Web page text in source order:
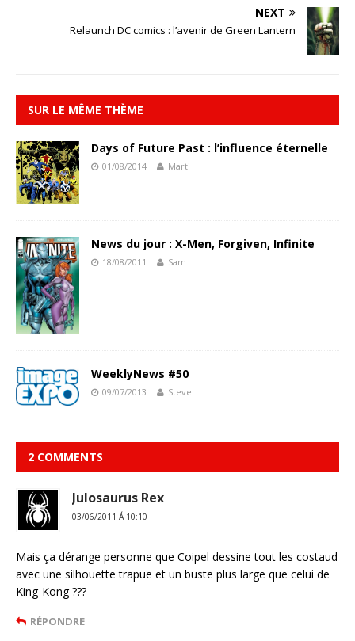
NEXT
Relaunch DC comics : l’avenir de Green Lantern
SUR LE MÊME THÈME
Days of Future Past : l’influence éternelle
01/08/2014 Marti
News du jour : X-Men, Forgiven, Infinite
18/08/2011 Sam
WeeklyNews #50
09/07/2013 Steve
2 COMMENTS
Julosaurus Rex
03/06/2011 Á 10:10
Mais ça dérange personne que Coipel dessine tout les costaud
avec une silhouette trapue et un buste plus large que celui de
King-Kong ???
RÉPONDRE